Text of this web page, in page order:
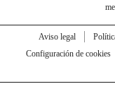
Aviso legal
Configuración de cookies